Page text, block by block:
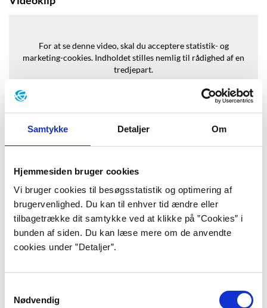
Samtykke Detaljer Om
Hjemmesiden bruger cookies
Vi bruger cookies til besøgsstatistik og optimering af
brugervenlighed. Du kan til enhver tid ændre eller
tilbagetrække dit samtykke ved at klikke på ”Cookies” i
bunden af siden. Du kan læse mere om de anvendte
cookies under ”Detaljer”.
Nødvendig
For at se denne video, skal du acceptere statistik- og
marketing-cookies. Indholdet stilles nemlig til rådighed af en
tredjepart.
Opdater samtykke
Baggrund
Anna Margrethe Kjærgaard blev født i Aarhus i 1972. I
et interview til Forfatterweb fortæller hun, at hun
altid har tegnet, og at hun meget tidligt besluttede sig
drøm om at blive damefrisør, men jeg kan huske, at jeg